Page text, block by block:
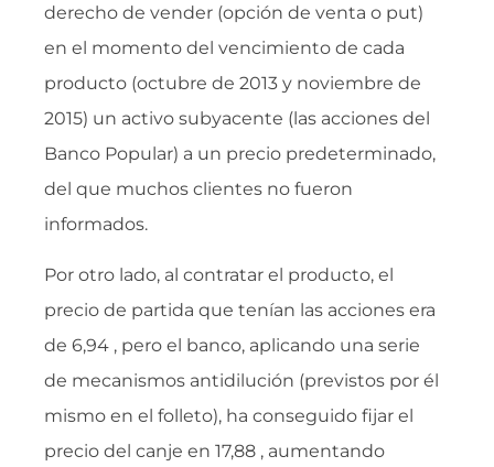
derecho de vender (opción de venta o put)
en el momento del vencimiento de cada
producto (octubre de 2013 y noviembre de
2015) un activo subyacente (las acciones del
Banco Popular) a un precio predeterminado,
del que muchos clientes no fueron
informados.
Por otro lado, al contratar el producto, el
precio de partida que tenían las acciones era
de 6,94 , pero el banco, aplicando una serie
de mecanismos antidilución (previstos por él
mismo en el folleto), ha conseguido fijar el
precio del canje en 17,88 , aumentando